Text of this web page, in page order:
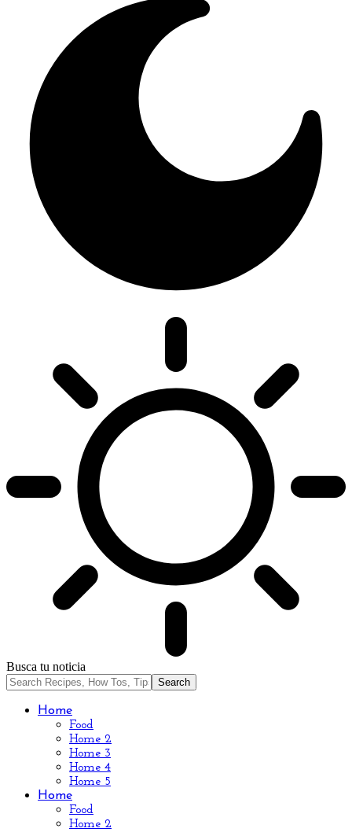
Busca tu noticia
Home
Food
Home 2
Home 3
Home 4
Home 5
Home
Food
Home 2